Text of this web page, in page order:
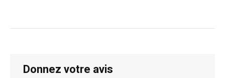
Donnez votre avis